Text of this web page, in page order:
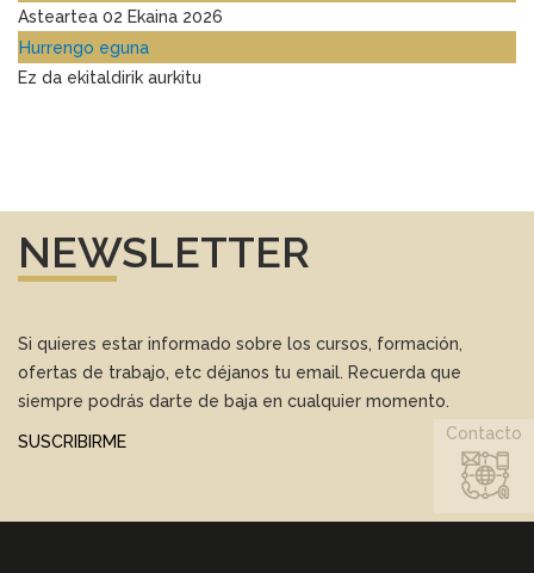
Asteartea 02 Ekaina 2026
Hurrengo eguna
Ez da ekitaldirik aurkitu
NEWSLETTER
Si quieres estar informado sobre los cursos, formación,
ofertas de trabajo, etc déjanos tu email. Recuerda que
siempre podrás darte de baja en cualquier momento.
SUSCRIBIRME Contacto